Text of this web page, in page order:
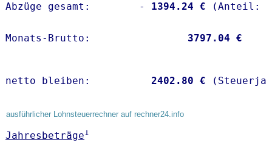
Abzüge gesamt:        -
1394.24 €
Monats-Brutto: 3797.04 €
netto bleiben: 2402.80 €
ausführlicher Lohnsteuerrechner auf rechner24.info
Jahresbeträge1